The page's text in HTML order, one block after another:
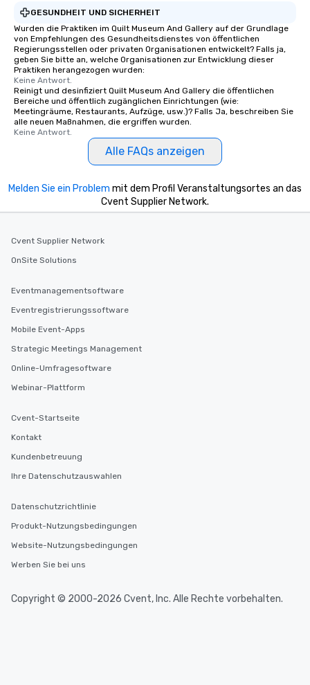
GESUNDHEIT UND SICHERHEIT
Wurden die Praktiken im Quilt Museum And Gallery auf der Grundlage
von Empfehlungen des Gesundheitsdienstes von öffentlichen
Regierungsstellen oder privaten Organisationen entwickelt? Falls ja,
geben Sie bitte an, welche Organisationen zur Entwicklung dieser
Praktiken herangezogen wurden:
Keine Antwort.
Reinigt und desinfiziert Quilt Museum And Gallery die öffentlichen
Bereiche und öffentlich zugänglichen Einrichtungen (wie:
Meetingräume, Restaurants, Aufzüge, usw.)? Falls Ja, beschreiben Sie
alle neuen Maßnahmen, die ergriffen wurden.
Keine Antwort.
Alle FAQs anzeigen
Melden Sie ein Problem mit dem Profil Veranstaltungsortes an das
Cvent Supplier Network.
Cvent Supplier Network
OnSite Solutions
Eventmanagementsoftware
Eventregistrierungssoftware
Mobile Event-Apps
Strategic Meetings Management
Online-Umfragesoftware
Webinar-Plattform
Cvent-Startseite
Kontakt
Kundenbetreuung
Ihre Datenschutzauswahlen
Datenschutzrichtlinie
Produkt-Nutzungsbedingungen
Website-Nutzungsbedingungen
Werben Sie bei uns
Copyright © 2000-2026 Cvent, Inc. Alle Rechte vorbehalten.